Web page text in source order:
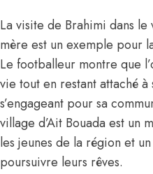
La visite de Brahimi dans le
mère est un exemple pour
Le footballeur montre que
vie tout en restant attaché à
s’engageant pour sa
village d’Ait Bouada est un
les jeunes de la région et
poursuivre leurs rêves.